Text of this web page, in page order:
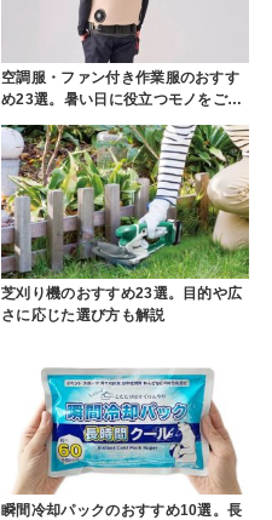
空調服・ファン付き作業服のおすす
め23選。暑い日に役立つモノをご…
芝刈り機のおすすめ23選。目的や広
さに応じた選び方も解説
瞬間冷却パックのおすすめ10選。長